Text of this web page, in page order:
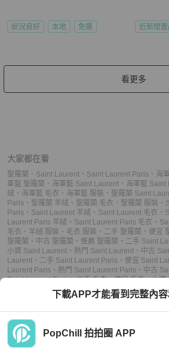
狀況良好 本地 免運 近新閒置
看更多
大家都在看
聖羅蘭 、 Saint Laurent 、 Saint Laurent Paris 、 海
軍藍 聖羅蘭 、 海軍藍 Saint Laurent 、 海軍藍 Saint
絨 、 海軍藍 毛衣 、 海軍藍 服裝 、 聖羅蘭 Saint
Paris 、 聖羅蘭 羊絨 、 聖羅蘭 毛衣 、 聖羅蘭 服裝 、
Paris 、 Saint Laurent 羊絨 、 Saint Laurent 毛衣 、
Laurent Paris 羊絨 、 Saint Laurent Paris 毛衣 、
毛衣 、 羊絨 服裝 、 毛衣 服裝 、 二手 聖羅蘭 、 便宜
聖羅蘭 、 中古 聖羅蘭 、 推薦 聖羅蘭 、 二手 Saint
小資 Saint Laurent 、 熱門 Saint Laurent 、 中古
Laurent 、 二手 Saint Laurent Paris 、 便宜 Saint
Laurent Paris 、 熱門 Saint Laurent Paris 、 中古
Saint Laurent Paris、二手 毛衣、便宜 毛衣、小資
、二手 服裝、 便宜 服裝、小資 服裝
下載APP才能看到完整內
PopChill 拍拍圈 APP